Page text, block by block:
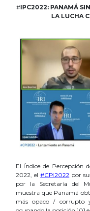
#IPC2022: PANAMÁ
LA LUCHA
El Índice de Percepción
2022, el #CPI2022 por
por la Secretaría del
muestra que Panamá
más opaco / corrupto